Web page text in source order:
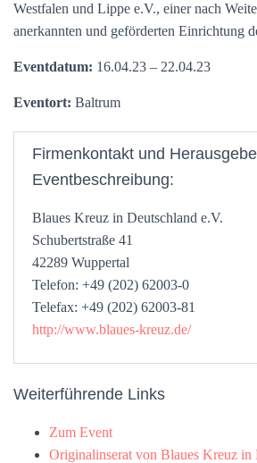
Westfalen und Lippe e.V., einer nach
anerkannten und geförderten Einrichtung
Eventdatum: 16.04.23 – 22.04.23
Eventort: Baltrum
Firmenkontakt und
Eventbeschreibung:
Blaues Kreuz in Deutschland e.V.
Schubertstraße 41
42289 Wuppertal
Telefon: +49 (202) 62003-0
Telefax: +49 (202) 62003-81
http://www.blaues-kreuz.de/
Weiterführende Links
Zum Event
Originalinserat von Blaues Kreuz in